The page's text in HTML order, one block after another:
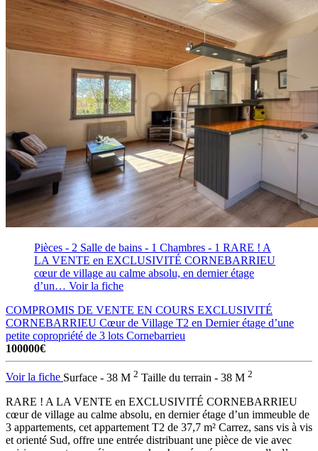
Pièces - 2 Salle de bains - 1 Chambres - 1 RARE ! A
LA VENTE en EXCLUSIVITÉ CORNEBARRIEU
cœur de village au calme absolu, en dernier étage
d’un… Voir la fiche
COMPROMIS DE VENTE EN COURS EXCLUSIVITÉ
CORNEBARRIEU Cœur de Village T2 en Dernier étage d’une
petite copropriété de 3 lots Cornebarrieu
100000€
Voir la fiche Surface - 38 M 2 Taille du terrain - 38 M 2
RARE ! A LA VENTE en EXCLUSIVITÉ CORNEBARRIEU
cœur de village au calme absolu, en dernier étage d’un immeuble de
3 appartements, cet appartement T2 de 37,7 m² Carrez, sans vis à vis
et orienté Sud, offre une entrée distribuant une pièce de vie avec